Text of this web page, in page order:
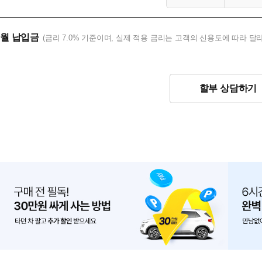
월 납입금 (금리 7.0% 기준이며, 실제 적용 금리는 고객의 신용도에 따라 달
할부 상담하기